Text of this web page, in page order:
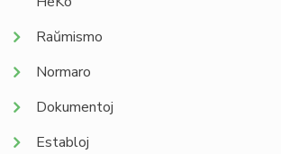
Raŭmismo
Normaro
Dokumentoj
Establoj